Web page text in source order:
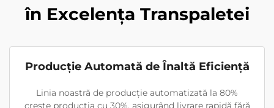
în Excelența Transpaletei
Producție Automată de Înaltă Eficiență
Linia noastră de producție automatizată la 80%
crește producția cu 30%, asigurând livrare rapidă fără